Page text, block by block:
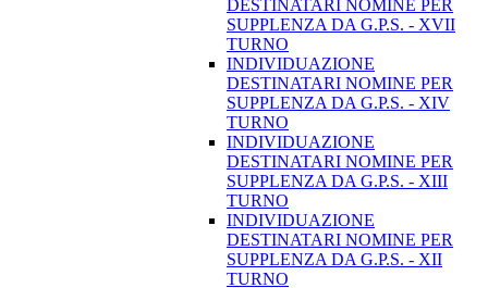
DESTINATARI NOMINE PER
SUPPLENZA DA G.P.S. - XVII
TURNO
INDIVIDUAZIONE
DESTINATARI NOMINE PER
SUPPLENZA DA G.P.S. - XIV
TURNO
INDIVIDUAZIONE
DESTINATARI NOMINE PER
SUPPLENZA DA G.P.S. - XIII
TURNO
INDIVIDUAZIONE
DESTINATARI NOMINE PER
SUPPLENZA DA G.P.S. - XII
TURNO